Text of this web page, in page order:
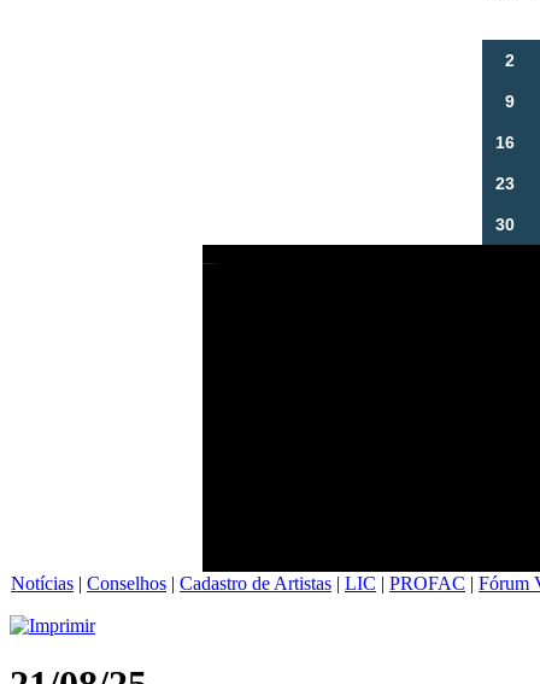
2
9
16
23
30
Notícias | Conselhos | Cadastro de Artistas | LIC | PROFAC | Fórum